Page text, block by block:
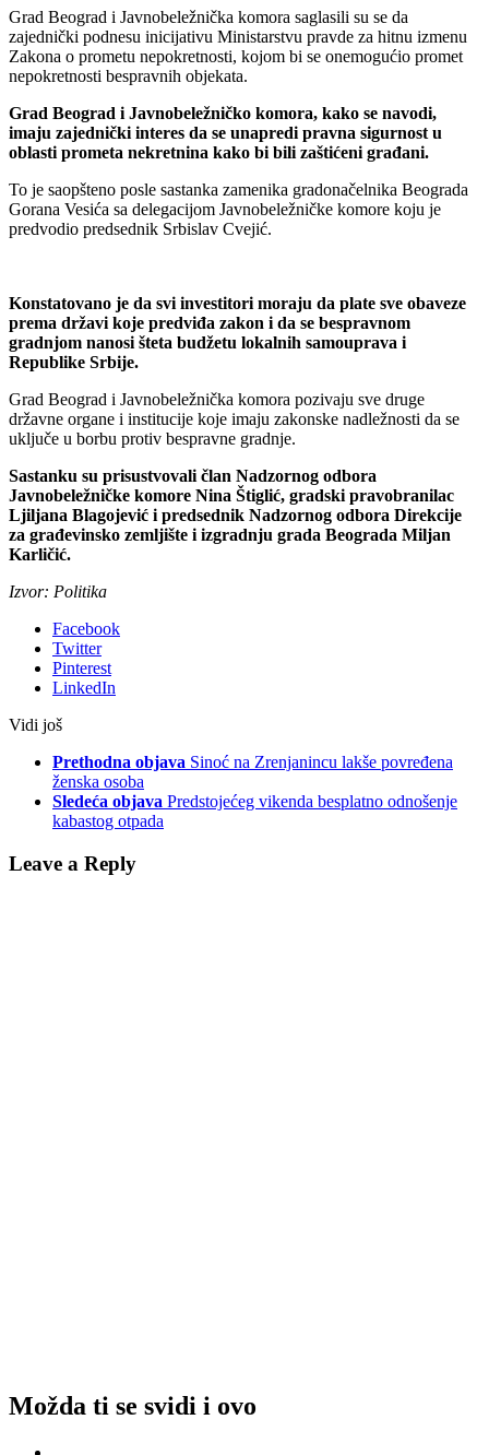
Grad Beograd i Javnobeležnička komora saglasili su se da
zajednički podnesu inicijativu Ministarstvu pravde za hitnu izmenu
Zakona o prometu nepokretnosti, kojom bi se onemogućio promet
nepokretnosti bespravnih objekata.
Grad Beograd i Javnobeležničko komora, kako se navodi,
imaju zajednički interes da se unapredi pravna sigurnost u
oblasti prometa nekretnina kako bi bili zaštićeni građani.
To je saopšteno posle sastanka zamenika gradonačelnika Beograda
Gorana Vesića sa delegacijom Javnobeležničke komore koju je
predvodio predsednik Srbislav Cvejić.
Konstatovano je da svi investitori moraju da plate sve obaveze
prema državi koje predviđa zakon i da se bespravnom
gradnjom nanosi šteta budžetu lokalnih samouprava i
Republike Srbije.
Grad Beograd i Javnobeležnička komora pozivaju sve druge
državne organe i institucije koje imaju zakonske nadležnosti da se
uključe u borbu protiv bespravne gradnje.
Sastanku su prisustvovali član Nadzornog odbora
Javnobeležničke komore Nina Štiglić, gradski pravobranilac
Ljiljana Blagojević i predsednik Nadzornog odbora Direkcije
za građevinsko zemljište i izgradnju grada Beograda Miljan
Karličić.
Izvor: Politika
Facebook
Twitter
Pinterest
LinkedIn
Vidi još
Prethodna objava Sinoć na Zrenjanincu lakše povređena
ženska osoba
Sledeća objava Predstojećeg vikenda besplatno odnošenje
kabastog otpada
Leave a Reply
Možda ti se svidi i ovo